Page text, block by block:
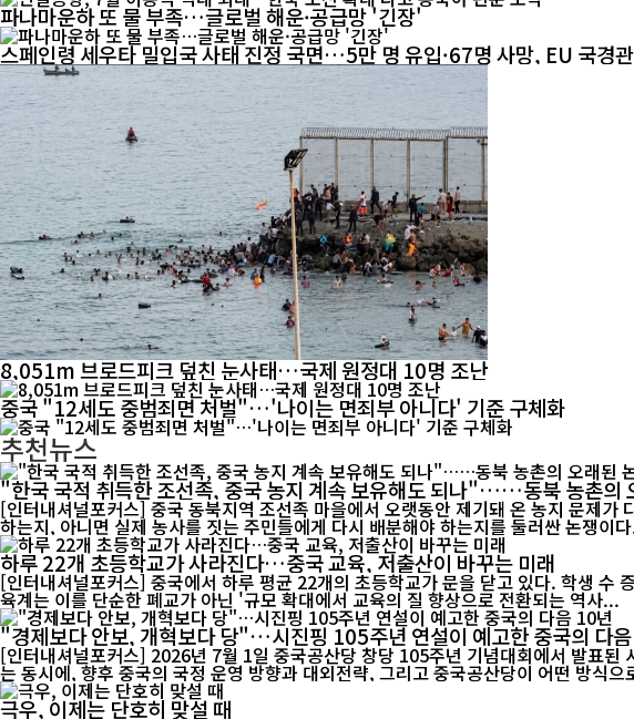
파나마운하 또 물 부족…글로벌 해운·공급망 '긴장'
스페인령 세우타 밀입국 사태 진정 국면…5만 명 유입·67명 사망, EU 국경
8,051m 브로드피크 덮친 눈사태…국제 원정대 10명 조난
중국 "12세도 중범죄면 처벌"…'나이는 면죄부 아니다' 기준 구체화
추천뉴스
"한국 국적 취득한 조선족, 중국 농지 계속 보유해도 되나"……동북 농촌의
[인터내셔널포커스] 중국 동북지역 조선족 마을에서 오랫동안 제기돼 온 농지 문제
하는지, 아니면 실제 농사를 짓는 주민들에게 다시 배분해야 하는지를 둘러싼 논쟁이
하루 22개 초등학교가 사라진다…중국 교육, 저출산이 바꾸는 미래
[인터내셔널포커스] 중국에서 하루 평균 22개의 초등학교가 문을 닫고 있다. 학생 수
육계는 이를 단순한 폐교가 아닌 '규모 확대에서 교육의 질 향상으로 전환되는 역사...
"경제보다 안보, 개혁보다 당"…시진핑 105주년 연설이 예고한 중국의 다
[인터내셔널포커스] 2026년 7월 1일 중국공산당 창당 105주년 기념대회에서 발표
는 동시에, 향후 중국의 국정 운영 방향과 대외전략, 그리고 중국공산당이 어떤 방식으
극우, 이제는 단호히 맞설 때